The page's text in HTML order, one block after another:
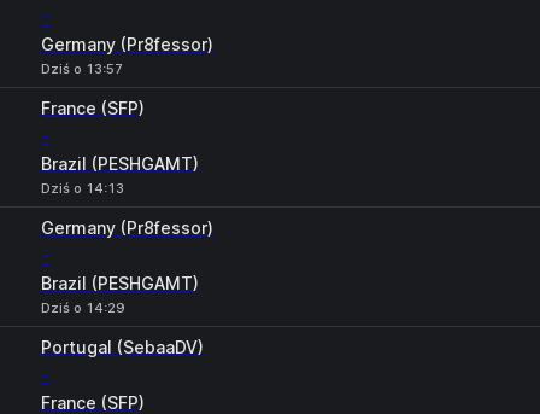
-
Germany (Pr8fessor)
Dziś o 13:57
France (SFP)
-
Brazil (PESHGAMT)
Dziś o 14:13
Germany (Pr8fessor)
-
Brazil (PESHGAMT)
Dziś o 14:29
Portugal (SebaaDV)
-
France (SFP)